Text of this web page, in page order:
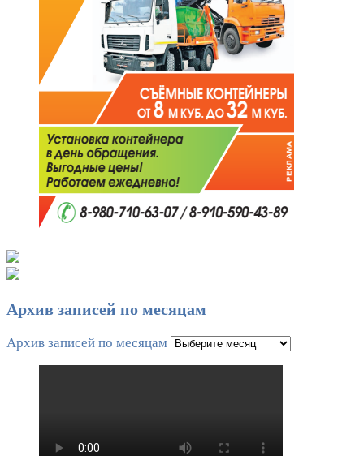
Архив записей по месяцам
Архив записей по месяцам